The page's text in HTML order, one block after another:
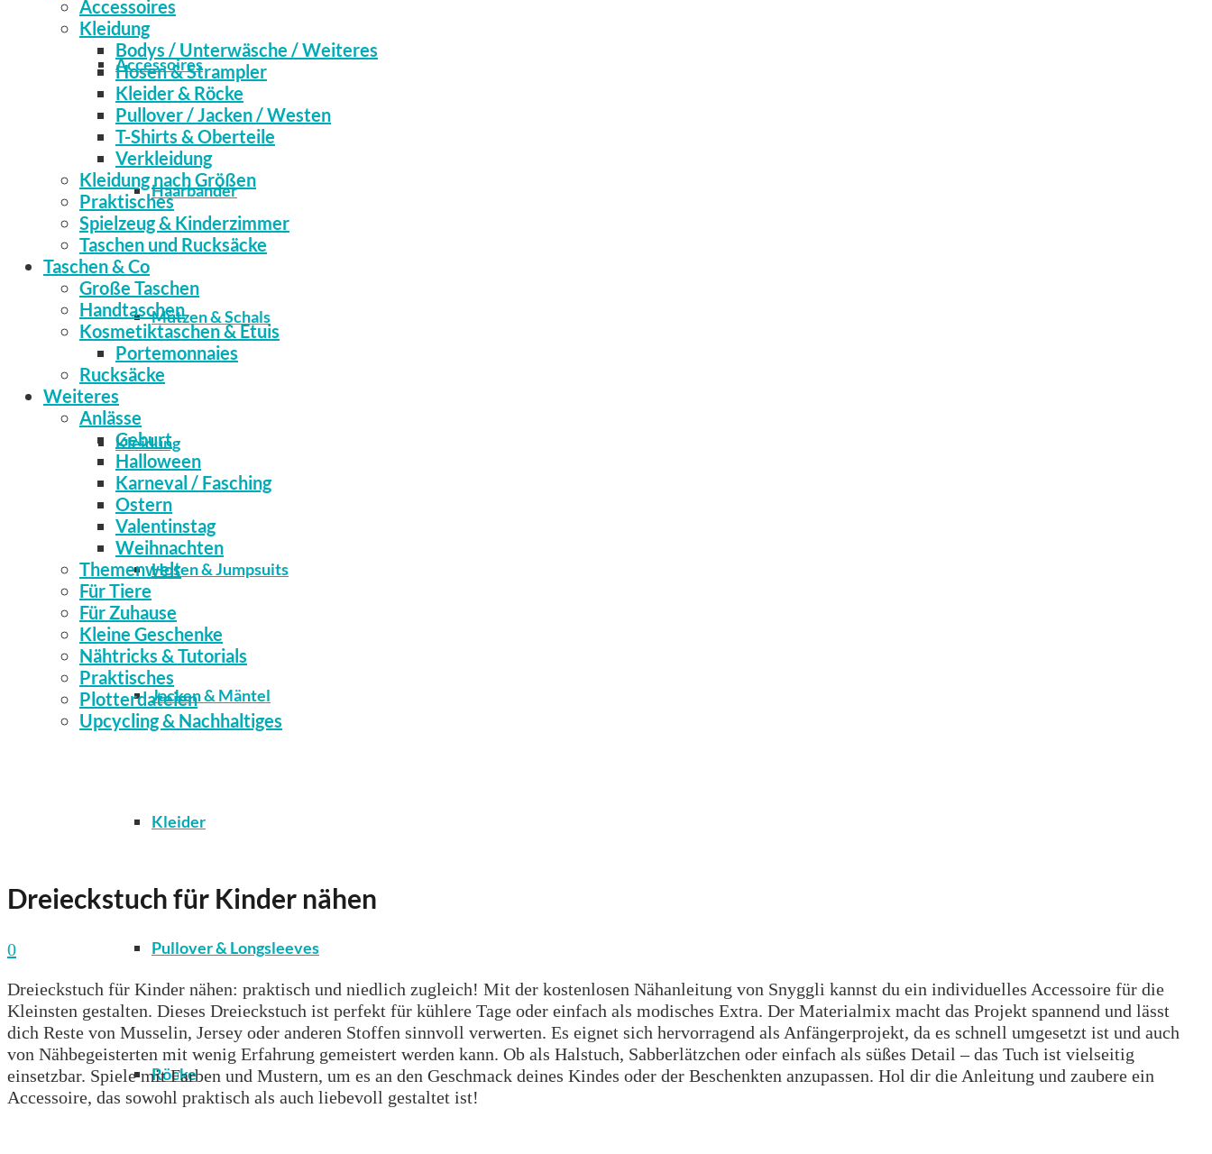
Accessoires
Haarbänder
Mützen & Schals
Kleidung
Hosen & Jumpsuits
Jacken & Mäntel
Kleider
Pullover & Longsleeves
Röcke
Accessoires
Kleidung
Bodys / Unterwäsche / Weiteres
Hosen & Strampler
Kleider & Röcke
Pullover / Jacken / Westen
T-Shirts & Oberteile
Verkleidung
Kleidung nach Größen
Praktisches
Spielzeug & Kinderzimmer
Taschen und Rucksäcke
Taschen & Co
Große Taschen
Handtaschen
Kosmetiktaschen & Etuis
Portemonnaies
Rucksäcke
Weiteres
Anlässe
Geburt
Halloween
Karneval / Fasching
Ostern
Valentinstag
Weihnachten
Themenwelt
Für Tiere
Für Zuhause
Kleine Geschenke
Nähtricks & Tutorials
Praktisches
Plotterdateien
Upcycling & Nachhaltiges
Dreieckstuch für Kinder nähen
0
Dreieckstuch für Kinder nähen: praktisch und niedlich zugleich! Mit der kostenlosen Nähanleitung von Snyggli kannst du ein individuelles Accessoire für die
Kleinsten gestalten. Dieses Dreieckstuch ist perfekt für kühlere Tage oder einfach als modisches Extra. Der Materialmix macht das Projekt spannend und lässt
dich Reste von Musselin, Jersey oder anderen Stoffen sinnvoll verwerten. Es eignet sich hervorragend als Anfängerprojekt, da es schnell umgesetzt ist und auch
von Nähbegeisterten mit wenig Erfahrung gemeistert werden kann. Ob als Halstuch, Sabberlätzchen oder einfach als süßes Detail – das Tuch ist vielseitig
einsetzbar. Spiele mit Farben und Mustern, um es an den Geschmack deines Kindes oder der Beschenkten anzupassen. Hol dir die Anleitung und zaubere ein
Accessoire, das sowohl praktisch als auch liebevoll gestaltet ist!